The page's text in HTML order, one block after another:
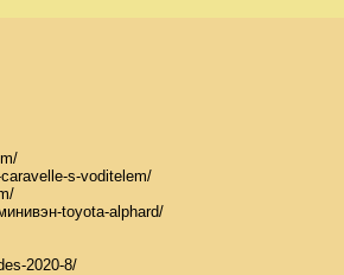
s-voditelem/
toyota-alphard/
2020-8/